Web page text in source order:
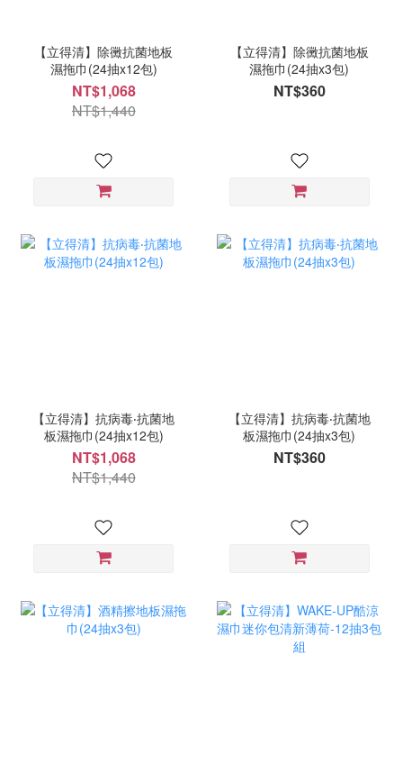
【立得清】除黴抗菌地板
濕拖巾(24抽x12包)
NT$1,068
NT$1,440
【立得清】除黴抗菌地板
濕拖巾(24抽x3包)
NT$360
【立得清】抗病毒‧抗菌地
板濕拖巾(24抽x12包)
NT$1,068
NT$1,440
【立得清】抗病毒‧抗菌地
板濕拖巾(24抽x3包)
NT$360